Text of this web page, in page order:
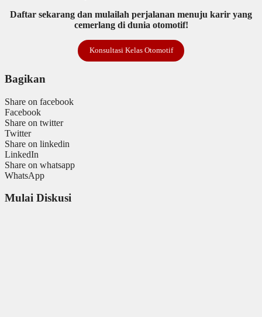
Daftar sekarang dan mulailah perjalanan menuju karir yang
cemerlang di dunia otomotif!
Konsultasi Kelas Otomotif
Bagikan
Share on facebook
Facebook
Share on twitter
Twitter
Share on linkedin
LinkedIn
Share on whatsapp
WhatsApp
Mulai Diskusi